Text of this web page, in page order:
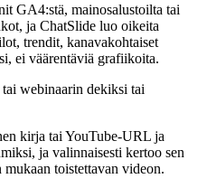
GA4:stä, mainosalustoilta tai
ja ChatSlide luo oikeita
trendit, kanavakohtaiset
ei väärentäviä grafiikoita.
webinaarin dekiksi tai
kirja tai YouTube-URL ja
ja valinnaisesti kertoo sen
toistettavan videon.